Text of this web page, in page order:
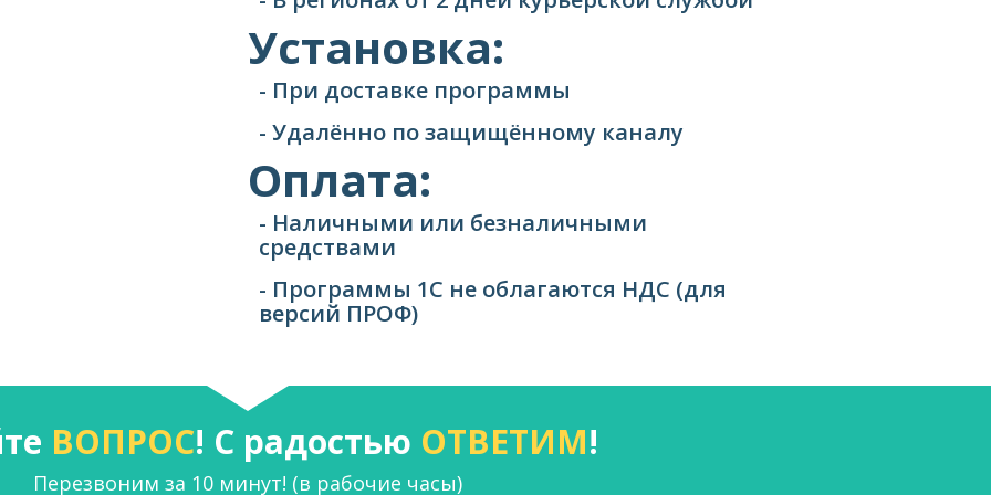
Установка:
- При доставке программы
- Удалённо по защищённому каналу
Оплата:
- Наличными или безналичными
средствами
- Программы 1С не облагаются НДС (для
версий ПРОФ)
ВОПРОС! С радостью ОТВЕТИМ!
Перезвоним за 10 минут! (в рабочие часы)